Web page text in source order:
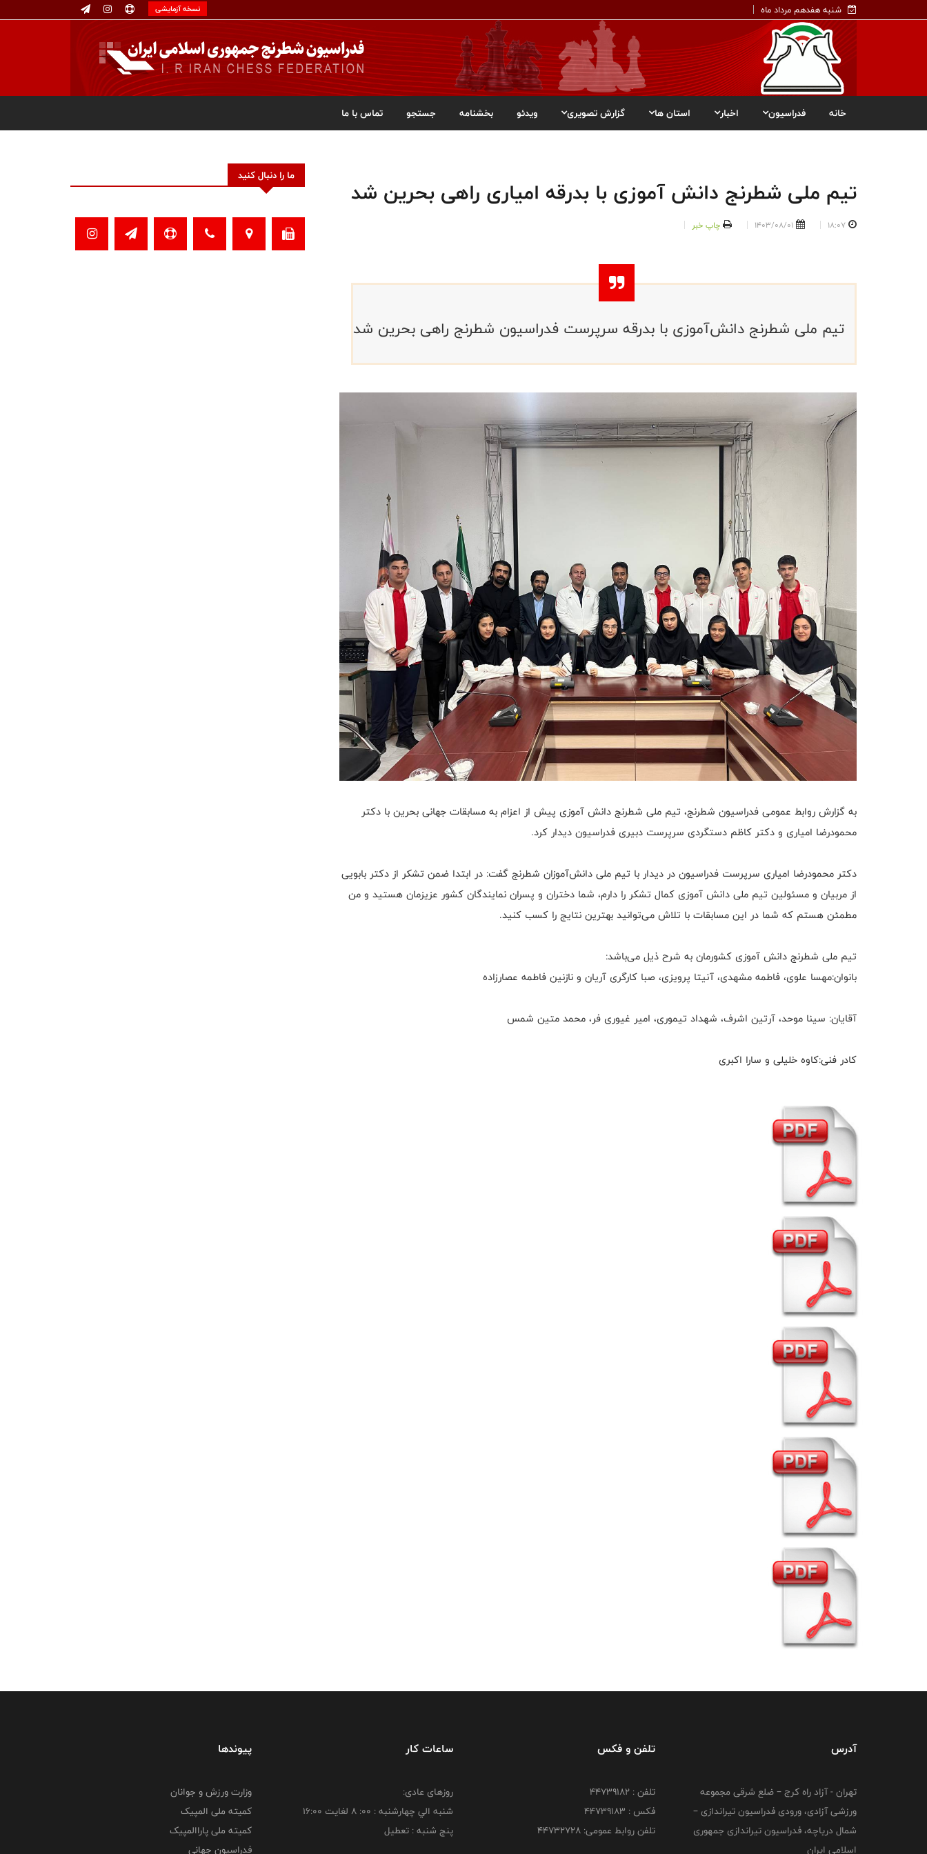
شنبه هفدهم مرداد ماه نسخه آزمایشی
خانه فدراسیون اخبار استان ها گزارش تصویری ویدئو بخشنامه جستجو تماس با ما
تیم ملی شطرنج دانش آموزی با بدرقه امیاری راهی بحرین شد
18:07
1403/08/01 چاپ خبر
تیم ملی شطرنج دانش‌آموزی با بدرقه سرپرست فدراسیون شطرنج راهی بحرین شد
به گزارش روابط عمومی فدراسیون شطرنج، تیم ملی شطرنج دانش آموزی پیش از اعزام به مسابقات جهانی بحرین با دکتر
محمودرضا امیاری و دکتر کاظم دستگردی سرپرست دبیری فدراسیون دیدار کرد.
دکتر محمودرضا امیاری سرپرست فدراسیون در دیدار با تیم ملی دانش‌آموزان شطرنج گفت: در ابتدا ضمن تشکر از دکتر بابویی
از مربیان و مسئولین تیم ملی دانش آموزی کمال تشکر را دارم، شما دختران و پسران نمایندگان کشور عزیزمان هستید و من
مطمئن هستم که شما در این مسابقات با تلاش می‌توانید بهترین نتایج را کسب کنید.
تیم ملی شطرنج دانش آموزی کشورمان به شرح ذیل می‌باشد:
بانوان:مهسا علوی، فاطمه مشهدی، آنیتا پرویزی، صبا کارگری آریان و نازنین فاطمه عصارزاده
آقایان: سینا موحد، آرتین اشرف، شهداد تیموری، امیر غیوری فر، محمد متین شمس
کادر فنی:کاوه خلیلی و سارا اکبری
ما را دنبال کنید
آدرس
تهران - آزاد راه کرج – ضلع شرقی مجموعه
ورزشی آزادی، ورودی فدراسیون تیراندازی –
شمال دریاچه، فدراسیون تیراندازی جمهوری
اسلامی ایران
تلفن و فکس
تلفن : ۴۴۷۳۹۱۸۲
فکس : ۴۴۷۳۹۱۸3
تلفن روابط عمومی: ۴۴۷۳۲۷۲۸
ساعات کار
روزهای عادی:
شنبه الي چهارشنبه : 00: 8 لغايت 16:00
پنج شنبه : تعطیل
پیوندها
وزارت ورزش و جوانان
کمیته ملی المپیک
کمیته ملی پاراالمپیک
فدراسیون جهانی